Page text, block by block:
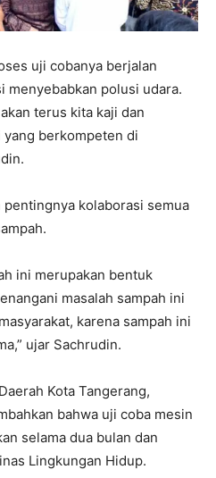
uji cobanya berjalan
menyebabkan polusi udara.
terus kita kaji dan
yang berkompeten di
kolaborasi semua
ini merupakan bentuk
masalah sampah ini
karena sampah ini
ujar Sachrudin.
Kota Tangerang,
bahwa uji coba mesin
selama dua bulan dan
Lingkungan Hidup.